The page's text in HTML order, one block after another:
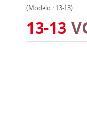
(Modelo : 13-13)
13-13